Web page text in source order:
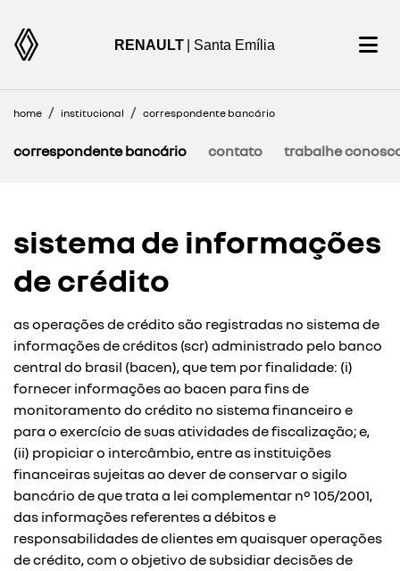
RENAULT | Santa Emília
home institucional correspondente bancário
contato trabalhe
correspondente bancário
sistema de informações
de crédito
as operações de crédito são registradas no sistema de
informações de créditos (scr) administrado pelo banco
central do brasil (bacen), que tem por finalidade: (i)
fornecer informações ao bacen para fins de
monitoramento do crédito no sistema financeiro e
para o exercício de suas atividades de fiscalização; e,
(ii) propiciar o intercâmbio, entre as instituições
financeiras sujeitas ao dever de conservar o sigilo
bancário de que trata a lei complementar nº 105/2001,
das informações referentes a débitos e
responsabilidades de clientes em quaisquer operações
de crédito, com o objetivo de subsidiar decisões de